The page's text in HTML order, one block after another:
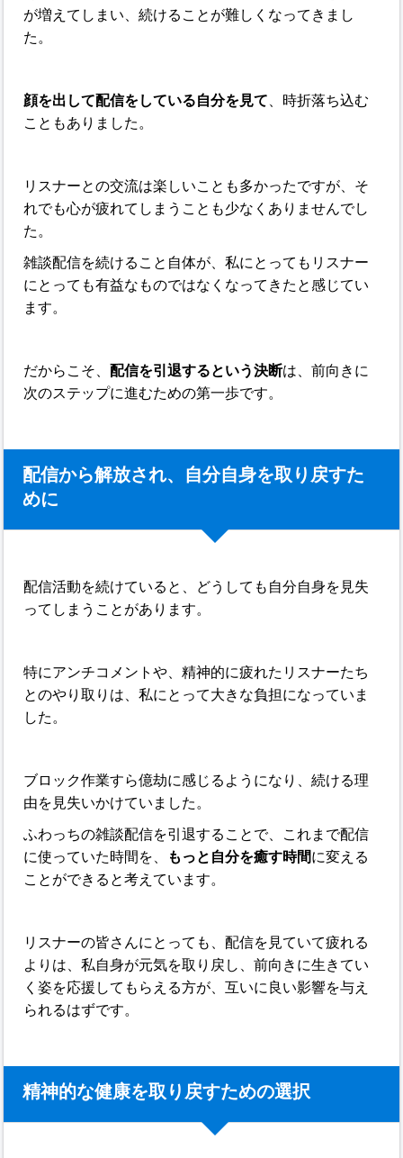
が増えてしまい、続けることが難しくなってきまし
た。
顔を出して配信をしている自分を見て 、時折落ち込む
こともありました。
リスナーとの交流は楽しいことも多かったですが、そ
れでも心が疲れてしまうことも少なくありませんでし
た。
雑談配信を続けること自体が、私にとってもリスナー
にとっても有益なものではなくなってきたと感じてい
ます。
だからこそ、配信を引退するという決断は、前向きに
次のステップに進むための第一歩です。
配信から解放され、自分自身を取り戻すた
めに
配信活動を続けていると、どうしても自分自身を見失
ってしまうことがあります。
特にアンチコメントや、精神的に疲れたリスナーたち
とのやり取りは、私にとって大きな負担になっていま
した。
ブロック作業すら億劫に感じるようになり、続ける理
由を見失いかけていました。
ふわっちの雑談配信を引退することで、これまで配信
に使っていた時間を、
もっと自分を癒す時間に変える
ことができると考えています。
リスナーの皆さんにとっても、配信を見ていて疲れる
よりは、私自身が元気を取り戻し、前向きに生きてい
く姿を応援してもらえる方が、互いに良い影響を与え
られるはずです。
精神的な健康を取り戻すための選択